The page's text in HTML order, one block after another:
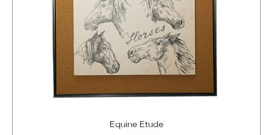
Equine Etude